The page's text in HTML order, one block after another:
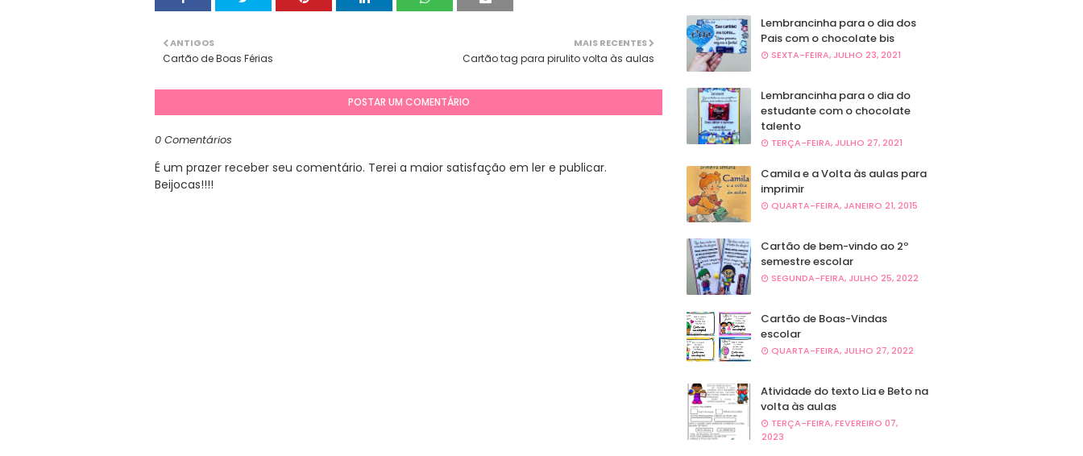
MAIS RECENTES
Cartão tag para pirulito volta às aulas
ANTIGOS
Cartão de Boas Férias
POSTAR UM COMENTÁRIO
0 Comentários
É um prazer receber seu comentário. Terei a maior satisfação em ler e publicar.
Beijocas!!!!
Lembrancinha para o dia dos
Pais com o chocolate bis
SEXTA-FEIRA, JULHO 23, 2021
Lembrancinha para o dia do
estudante com o chocolate
talento
TERÇA-FEIRA, JULHO 27, 2021
Camila e a Volta às aulas para
imprimir
QUARTA-FEIRA, JANEIRO 21, 2015
Cartão de bem-vindo ao 2º
semestre escolar
SEGUNDA-FEIRA, JULHO 25, 2022
Cartão de Boas-Vindas
escolar
QUARTA-FEIRA, JULHO 27, 2022
Atividade do texto Lia e Beto na
volta às aulas
TERÇA-FEIRA, FEVEREIRO 07,
2023